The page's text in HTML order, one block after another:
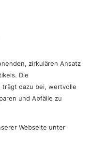
zirkulären Ansatz
Die
trägt dazu bei, wertvolle
und Abfälle zu
Webseite unter